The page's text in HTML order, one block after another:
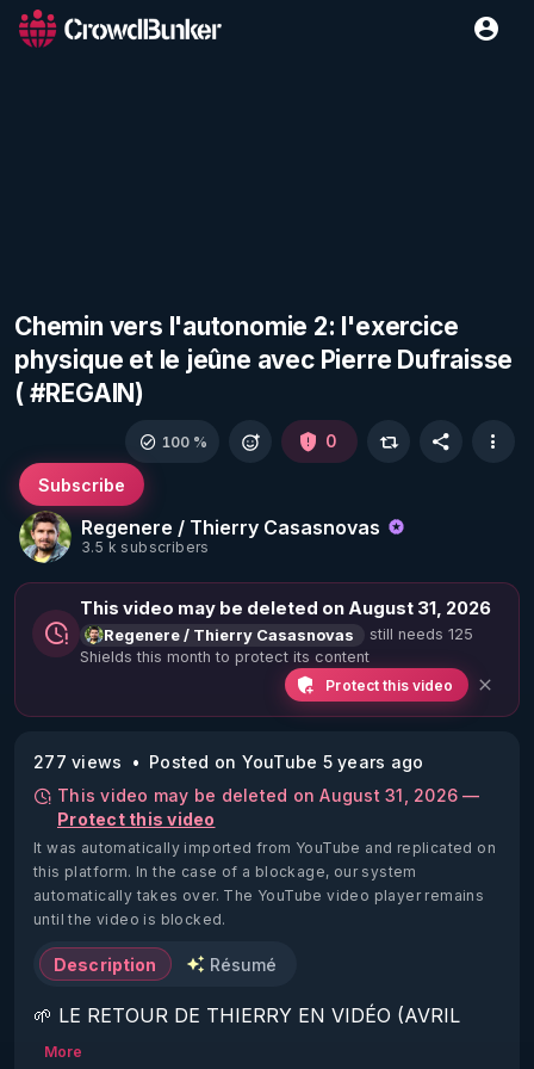
Chemin vers l'autonomie 2: l'exercice
physique et le jeûne avec Pierre Dufraisse
( #REGAIN)
Regenere / Thierry Casasnovas
3.5 k subscribers
Subscribe
100 % 0
This video may be deleted on August 31, 2026
Regenere / Thierry Casasnovas
still needs 125
Shields this month to protect its content
Protect this video
277 views
Posted on YouTube 5 years ago
This video may be deleted on August 31, 2026 —
Protect this video
It was automatically imported from YouTube and replicated on
this platform. In the case of a blockage, our system
automatically takes over. The YouTube video player remains
until the video is blocked.
Description Résumé
🌱 LE RETOUR DE THIERRY EN VIDÉO (AVRIL
2022)!
More